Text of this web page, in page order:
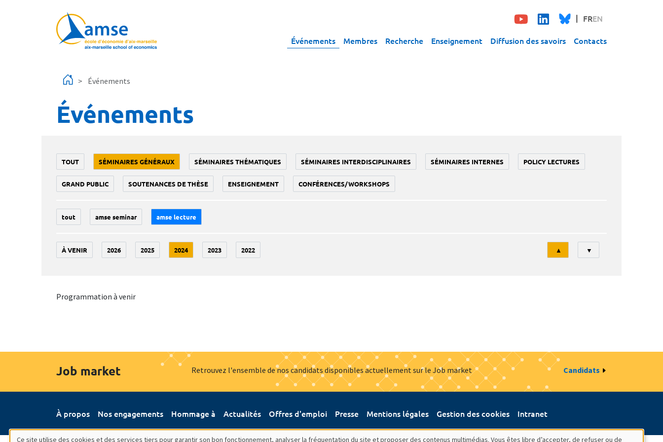
FREN
Événements Membres Recherche Enseignement Diffusion des savoirs Contacts
Événements
Événements
TOUT SÉMINAIRES GÉNÉRAUX SÉMINAIRES THÉMATIQUES SÉMINAIRES INTERDISCIPLINAIRES SÉMINAIRES INTERNES POLICY LECTURES
GRAND PUBLIC SOUTENANCES DE THÈSE ENSEIGNEMENT CONFÉRENCES/WORKSHOPS
tout amse seminar amse lecture
À VENIR 2026 2025 2024 2023 2022
Tri
▲ ▼
Programmation à venir
Job market Retrouvez l'ensemble de nos candidats disponibles actuellement sur le Job market Candidats
À propos Nos engagements Hommage à Actualités Offres d'emploi Presse Mentions légales Gestion des cookies Intranet
Ce site utilise des cookies et des services tiers pour garantir son bon fonctionnement, analyser la fréquentation du site et proposer des contenus multimédias. Vous êtes libre d’accepter, de refuser ou de